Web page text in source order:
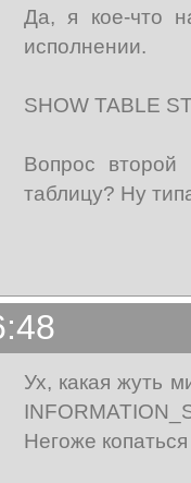
Да, я кое-что
исполнении.
SHOW TABLE
Вопрос
таблицу? Ну
Ух, какая жуть
Негоже